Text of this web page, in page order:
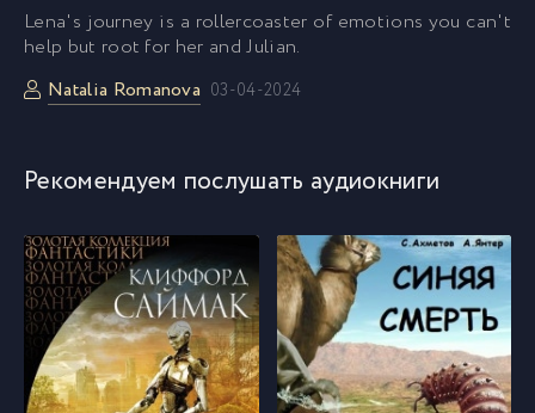
Lena's journey is a rollercoaster of emotions you can't
help but root for her and Julian.
Natalia Romanova 03-04-2024
Рекомендуем послушать аудиокниги